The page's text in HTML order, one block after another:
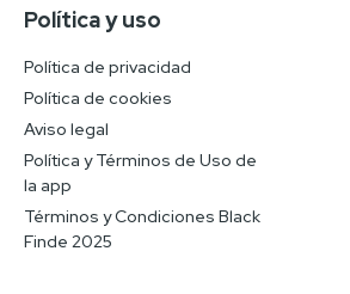
Política y uso
Política de privacidad
Política de cookies
Aviso legal
Política y Términos de Uso de
la app
Términos y Condiciones Black
Finde 2025